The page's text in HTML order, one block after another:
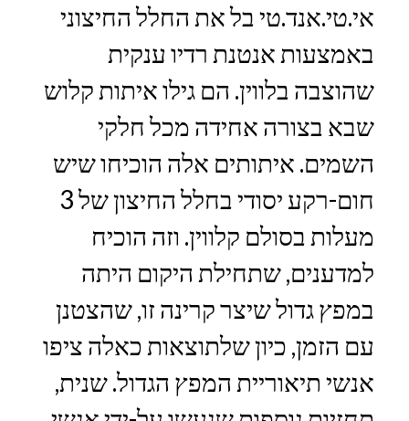
אי.טי.אנד.טי בל את החלל החיצוני
באמצעות אנטנת רדיו ענקית
שהוצבה בלווין. הם גילו איתות קלוש
שבא בצורה אחידה מכל חלקי
השמים. איתותים אלה הוכיחו שיש
חום-רקע יסודי בחלל החיצון של 3
מעלות בסולם קלווין. וזה הוכיח
למדענים, שתחילת היקום היתה
במפץ גדול שיצר קרינה זו, שהצטנן
עם הזמן, כיון שלתוצאות כאלה ציפו
אנשי תיאוריית המפץ הגדול. שנית,